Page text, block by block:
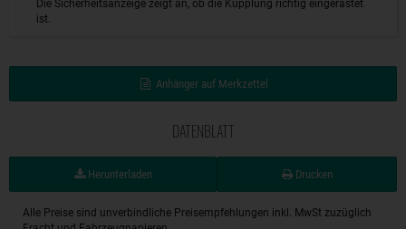
Die Sicherheitsanzeige zeigt an, ob die Kupplung richtig eingerastet
ist.
Anhänger auf Merkzettel
DATENBLATT
Herunterladen Drucken
Alle Preise sind unverbindliche Preisempfehlungen inkl. MwSt zuzüglich